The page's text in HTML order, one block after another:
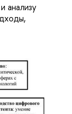
анализу